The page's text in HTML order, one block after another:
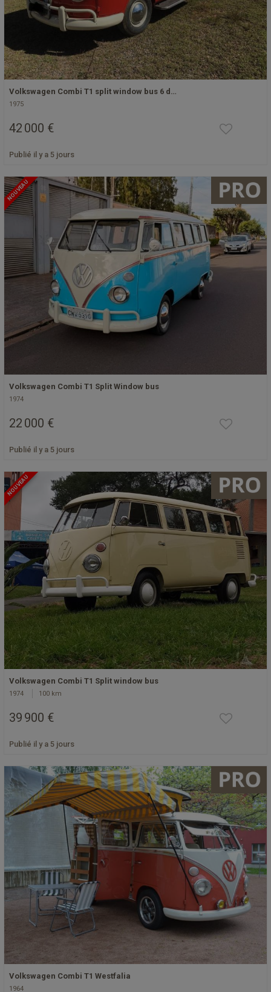
Volkswagen Combi T1 split window bus 6 d…
1975
42 000 €
Publié il y a 5 jours
NOUVEAU
Volkswagen Combi T1 Split Window bus
1974
22 000 €
Publié il y a 5 jours
NOUVEAU
Volkswagen Combi T1 Split window bus
1974 100 km
39 900 €
Publié il y a 5 jours
Volkswagen Combi T1 Westfalia
1964